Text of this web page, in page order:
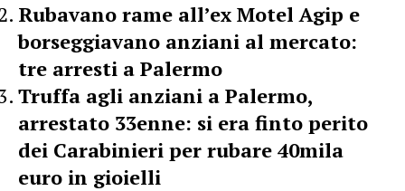
Rubavano rame all’ex Motel Agip e
borseggiavano anziani al mercato:
tre arresti a Palermo
Truffa agli anziani a Palermo,
arrestato 33enne: si era finto perito
dei Carabinieri per rubare 40mila
euro in gioielli